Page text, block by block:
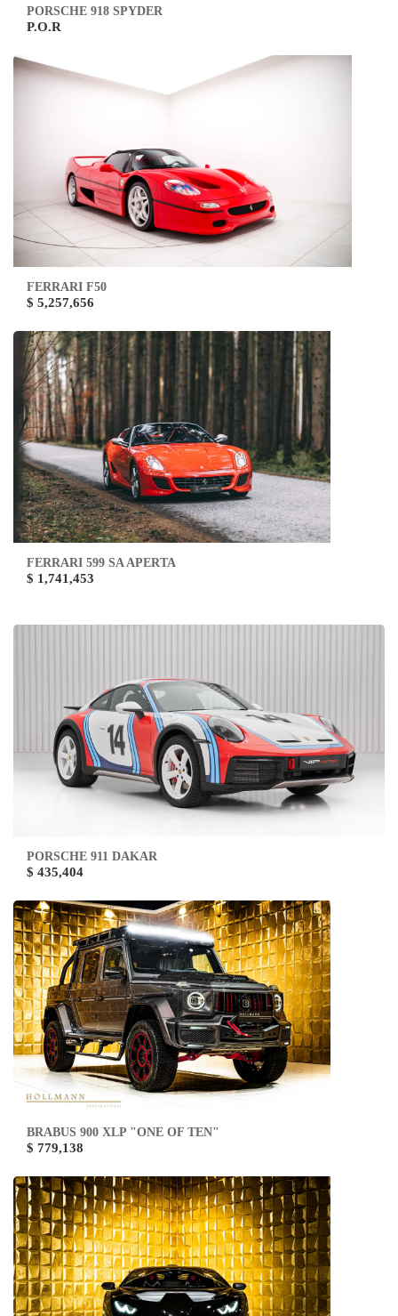
PORSCHE 918 SPYDER
P.O.R
FERRARI F50
$ 5,257,656
FERRARI 599 SA APERTA
$ 1,741,453
PORSCHE 911 DAKAR
$ 435,404
BRABUS 900 XLP "ONE OF TEN"
$ 779,138